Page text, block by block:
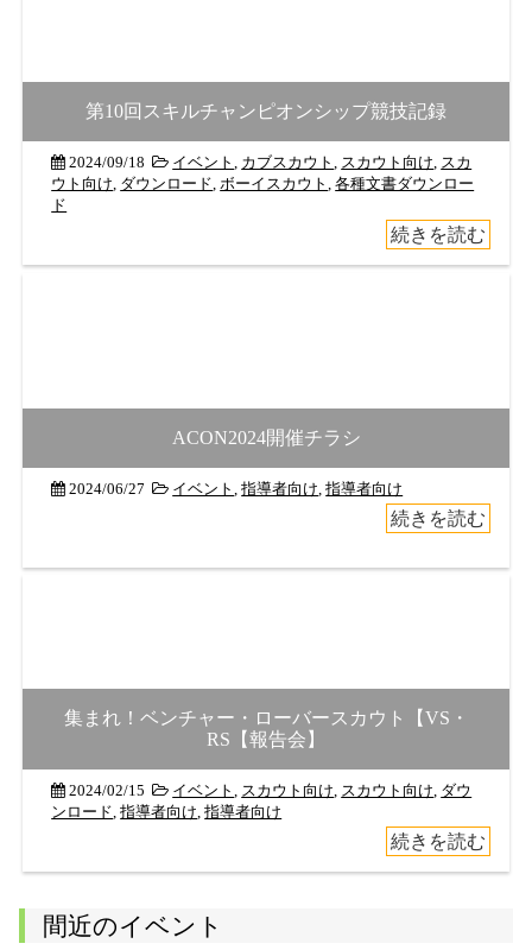
第10回スキルチャンピオンシップ競技記録
2024/09/18 イベント, カブスカウト, スカウト向け, スカ
ウト向け, ダウンロード,ボーイスカウト,各種文書ダウンロー
ド
続きを読む
ACON2024開催チラシ
2024/06/27 イベント ,指導者向け ,指導者向け
続きを読む
集まれ！ベンチャー・ローバースカウト【VS・
RS【報告会】
2024/02/15 イベント, スカウト向け, スカウト向け, ダウ
ンロード,指導者向け,指導者向け
続きを読む
間近のイベント